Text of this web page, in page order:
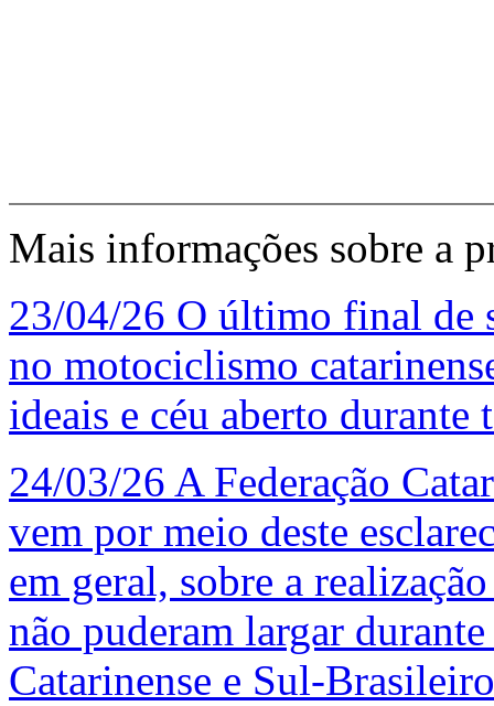
Mais informações sobre a
23/04/26 O último final de
no motociclismo
ideais e céu aberto durante
24/03/26 A Federação
vem por meio deste
em geral, sobre a
não puderam largar
Catarinense e Sul-